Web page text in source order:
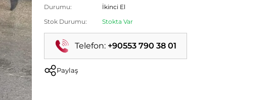
Durumu:
İkinci El
Stok Durumu:
Stokta Var
Telefon: +90553 790 38 01
Paylaş